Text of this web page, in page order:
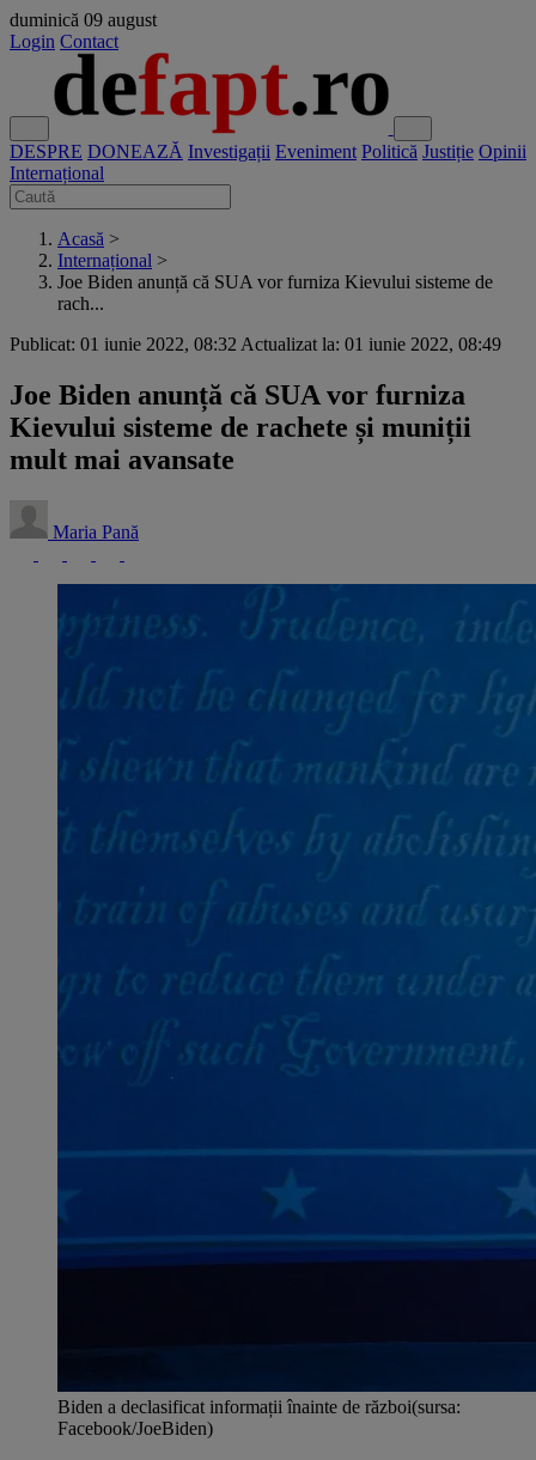
duminică 09 august
Login Contact
DESPRE DONEAZĂ Investigații Eveniment Politică Justiție Opinii
Internațional
Acasă >
Internațional >
Joe Biden anunță că SUA vor furniza Kievului sisteme de
rach...
Publicat: 01 iunie 2022, 08:32 Actualizat la: 01 iunie 2022, 08:49
Joe Biden anunță că SUA vor furniza
Kievului sisteme de rachete și muniții
mult mai avansate
Maria Pană
Biden a declasificat informații înainte de război(sursa:
Facebook/JoeBiden)